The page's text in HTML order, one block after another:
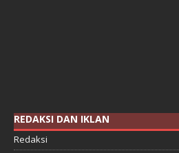
REDAKSI DAN IKLAN
Redaksi